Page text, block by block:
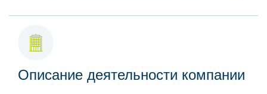
Описание деятельности компании